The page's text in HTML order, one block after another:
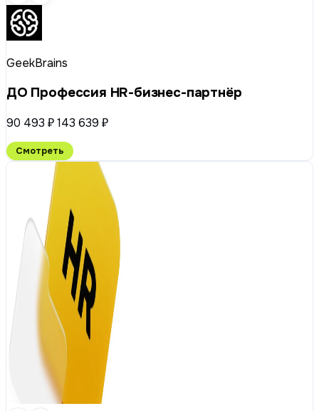
GeekBrains
ДО Профессия HR-бизнес-партнёр
90 493 ₽143 639 ₽
Смотреть